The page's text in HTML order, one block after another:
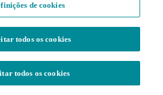
de cookies
todos os cookies
todos os cookies